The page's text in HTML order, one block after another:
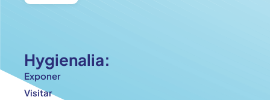
Hygienalia:
Exponer
Visitar